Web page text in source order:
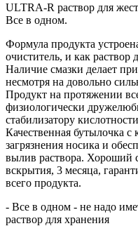
ULTRA-R раствор для
Все в одном.
Формула продукта
очиститель, и как
Наличие смазки делает
несмотря на довольно
Продукт на протяжении
физиологически
стабилизатору
Качественная бутылочка
загрязнения носика и
вылив раствора. Хороший
вскрытия, 3 месяца,
всего продукта.
- Все в одном - не надо
раствор для хранения